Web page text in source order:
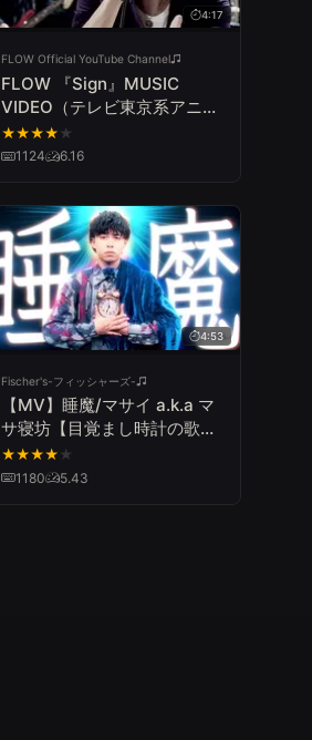
4:17
FLOW Official YouTube Channel
FLOW 『Sign』MUSIC
VIDEO（テレビ東京系アニメ
『NARUTO -ナルト- 疾風
伝』オープニングテーマ）
★★★★ ★
1124
6.16
4:53
Fischer's-フィッシャーズ-
【MV】睡魔/マサイ a.k.a マ
サ寝坊【目覚まし時計の歌
（Full Ver.）】
★★★★ ★
1180
5.43